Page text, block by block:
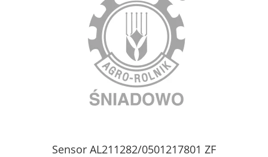
Sensor AL211282/0501217801 ZF